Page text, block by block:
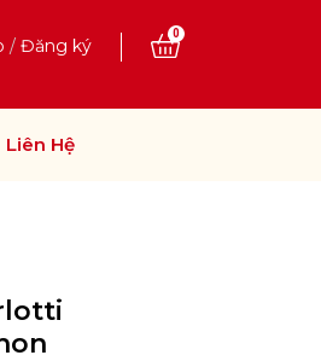
/ Đăng ký
0
Liên Hệ